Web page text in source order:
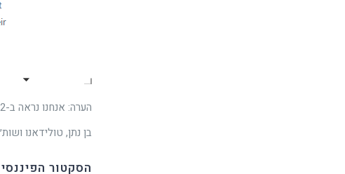
בן נתן, טולידאנו
הסקטור